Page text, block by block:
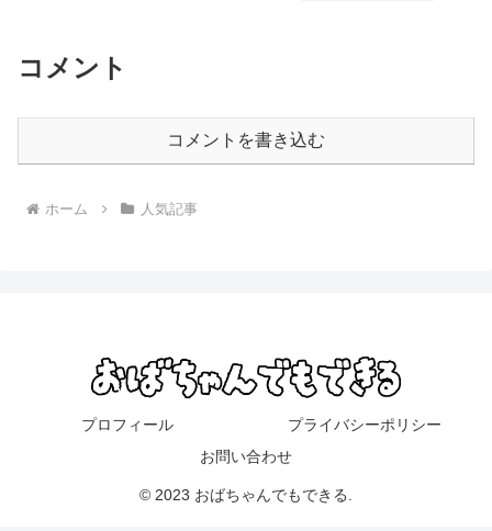
コメント
コメントを書き込む
ホーム 人気記事
プロフィール
プライバシーポリシー
お問い合わせ
© 2023 おばちゃんでもできる.